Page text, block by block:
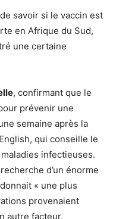
savoir si le vaccin est
en Afrique du Sud,
une certaine
, confirmant que le
prévenir une
semaine après la
qui conseille le
infectieuses.
d’un énorme
« une plus
provenaient
autre facteur.